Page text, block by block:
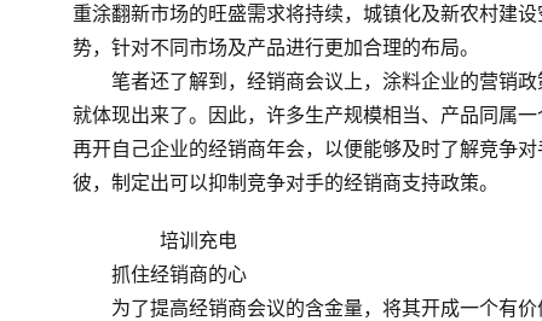
重涂翻新市场的旺盛需求将持续，城镇化及新农村建
势，针对不同市场及产品进行更加合理的布局。
笔者还了解到，经销商会议上，涂料企业的营销政
就体现出来了。因此，许多生产规模相当、产品同属
再开自己企业的经销商年会，以便能够及时了解竞争
彼，制定出可以抑制竞争对手的经销商支持政策。
	　　培训充电
抓住经销商的心
为了提高经销商会议的含金量，将其开成一个有价